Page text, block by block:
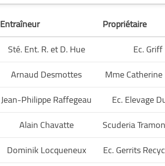
Entraîneur
Propriétaire
Sté. Ent. R. et D. Hue
Ec. Griff
Arnaud Desmottes
Mme
Jean-Philippe Raffegeau
Ec. Elevage
Alain Chavatte
Scuderia
Dominik Locqueneux
Ec. Gerrits